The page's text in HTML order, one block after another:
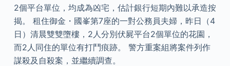
2個平台單位，均成為凶宅，估計銀行短期內難以承造按
揭。 租住御金・國峯第7座的一對公務員夫婦，昨日（4
日）清晨雙雙墮樓，2人分別伏屍平台2個單位的花園，
而2人同住的單位有打鬥痕跡。 警方重案組將案件列作
謀殺及自殺案，並繼續調查。